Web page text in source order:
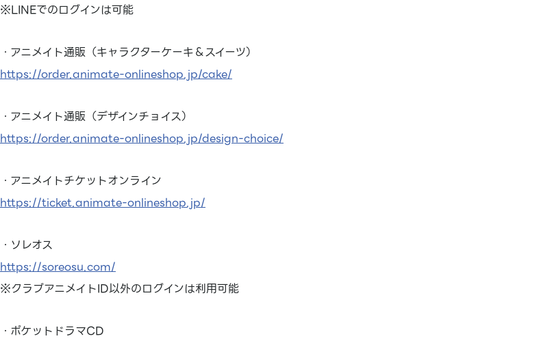
※LINEでのログインは可能
・アニメイト通販（キャラクターケーキ＆スイーツ）
https://order.animate-onlineshop.jp/cake/
・アニメイト通販（デザインチョイス）
https://order.animate-onlineshop.jp/design-choice/
・アニメイトチケットオンライン
https://ticket.animate-onlineshop.jp/
・ソレオス
https://soreosu.com/
※クラブアニメイトID以外のログインは利用可能
・ポケットドラマCD